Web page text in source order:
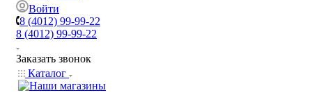
Войти
8 (4012) 99-99-22
8 (4012) 99-99-22
Заказать звонок
Каталог